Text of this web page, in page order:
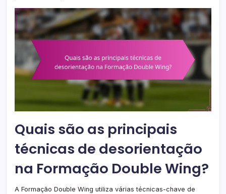
Quais são as principais
técnicas de desorientação
na Formação Double Wing?
A Formação Double Wing utiliza várias técnicas-chave de